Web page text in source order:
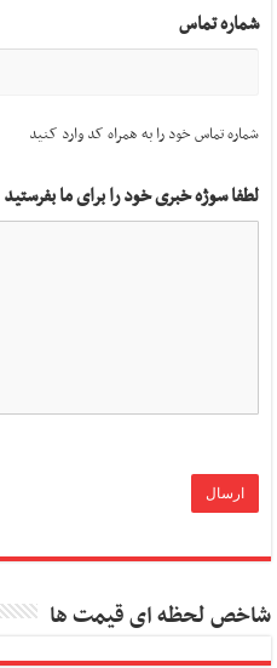
شماره تماس
شماره تماس خود را به همراه کد وارد کنید
لطفا سوژه خبری خود را برای ما بفرستید
شاخص لحظه ای قیمت ها